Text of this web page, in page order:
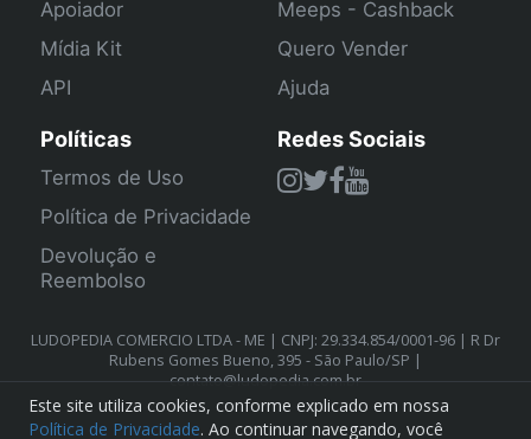
Apoiador
Mídia Kit
API
Meeps - Cashback
Quero Vender
Ajuda
Políticas
Termos de Uso
Política de Privacidade
Devolução e
Reembolso
Redes Sociais
LUDOPEDIA COMERCIO LTDA - ME | CNPJ: 29.334.854/0001-96 | R Dr
Rubens Gomes Bueno, 395 - São Paulo/SP |
contato@ludopedia.com.br
Este site utiliza cookies, conforme explicado em nossa
Política de Privacidade. Ao continuar navegando, você